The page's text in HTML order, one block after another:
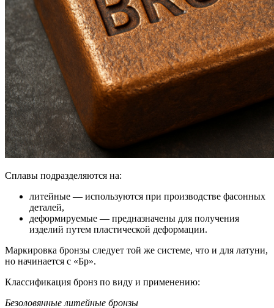
Сплавы подразделяются на:
литейные — используются при производстве фасонных
деталей,
деформируемые — предназначены для получения
изделий путем пластической деформации.
Маркировка бронзы следует той же системе, что и для латуни,
но начинается с «Бр».
Классификация бронз по виду и применению:
Безоловянные литейные бронзы